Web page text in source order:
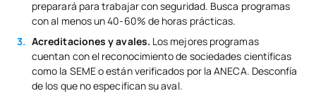
preparará para trabajar con seguridad. Busca programas
con al menos un 40-60% de horas prácticas.
Acreditaciones y avales. Los mejores programas
cuentan con el reconocimiento de sociedades científicas
como la SEME o están verificados por la ANECA. Desconfía
de los que no especifican su aval.